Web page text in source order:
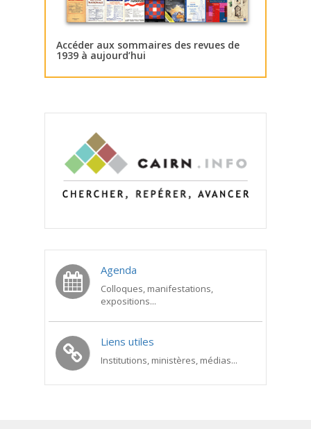
Accéder aux sommaires des revues de
1939 à aujourd’hui
Agenda
Colloques, manifestations,
expositions...
Liens utiles
Institutions, ministères, médias...